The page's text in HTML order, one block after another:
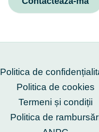
Politica de
Politica de cookies
Termeni și condiții
Politica de